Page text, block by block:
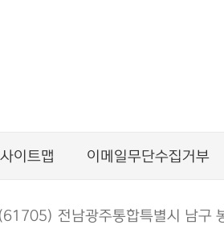
사이트맵 이메일무단수집거부
(61705) 전남광주통합특별시 남